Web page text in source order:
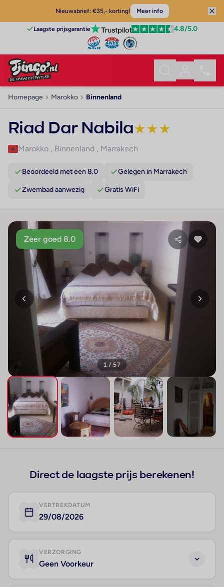
Nieuwsbrief: €35,- korting! Meer info
Laagste prijsgarantie 4.8/5.0
Homepage Marokko Binnenland
Riad Dar Nabila★★★
Marokko , Binnenland , Marrakech
Beoordeeld met een 8.0 Gelegen in Marrakech
Zwembad aanwezig Gratis WiFi
Zeer goed 8.0
1 / 57
Direct de laagste prijs berekenen!
VERTREKDATUM
29/08/2026
VERZORGING
Geen Voorkeur